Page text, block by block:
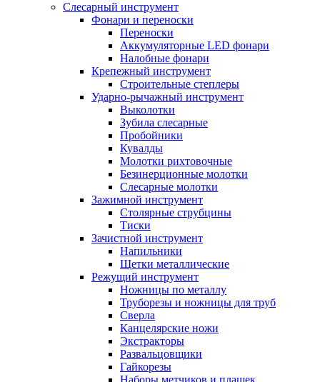
Слесарный инструмент
Фонари и переноски
Переноски
Аккумуляторные LED фонари
Налобные фонари
Крепежный инструмент
Строительные степлеры
Ударно-рычажный инструмент
Выколотки
Зубила слесарные
Пробойники
Кувалды
Молотки рихтовочные
Безинерционные молотки
Слесарные молотки
Зажимной инструмент
Столярные струбцины
Тиски
Зачистной инструмент
Напильники
Щетки металлические
Режущий инструмент
Ножницы по металлу
Труборезы и ножницы для труб
Сверла
Канцелярские ножи
Экстракторы
Развальцовщики
Гайкорезы
Наборы метчиков и плашек